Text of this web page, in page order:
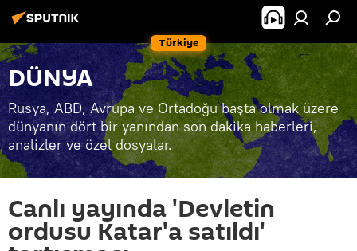
Türkiye
DÜNYA
Rusya, ABD, Avrupa ve Ortadoğu başta olmak üzere
dünyanın dört bir yanından son dakika haberleri,
analizler ve özel dosyalar.
Canlı yayında 'Devletin
ordusu Katar'a satıldı'